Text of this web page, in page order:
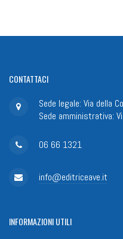
CONTATTACI
Sede legale: Via della
Sede amministrativa:
06 66 1321
info@editriceave.it
INFORMAZIONIUTILI